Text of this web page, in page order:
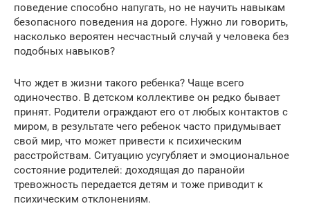
поведение способно напугать, но не научить навыкам
безопасного поведения на дороге. Нужно ли говорить,
насколько вероятен несчастный случай у человека без
подобных навыков?
Что ждет в жизни такого ребенка? Чаще всего
одиночество. В детском коллективе он редко бывает
принят. Родители ограждают его от любых контактов с
миром, в результате чего ребенок часто придумывает
свой мир, что может привести к психическим
расстройствам. Ситуацию усугубляет и эмоциональное
состояние родителей: доходящая до паранойи
тревожность передается детям и тоже приводит к
психическим отклонениям.